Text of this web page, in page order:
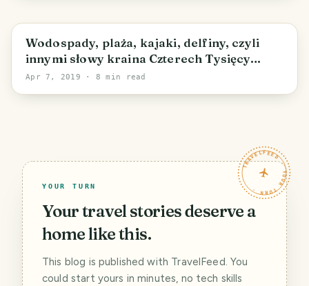
Wodospady, plaża, kajaki, delfiny, czyli
innymi słowy kraina Czterech Tysięcy
Wysp na Mekongu- Laos #3
Apr 7, 2019 · 8 min read
TRAVELFEED · YOUR TURN ·
YOUR TURN
Your travel stories deserve a
home like this.
This blog is published with TravelFeed. You
could start yours in minutes, no tech skills